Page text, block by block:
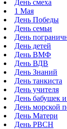
День смеха
1 Мая
День Победы
День семьи
День
День детей
День ВМФ
День ВДВ
День Знаний
День танкиста
День учителя
День бабушек
День морской
День Матери
День РВСН